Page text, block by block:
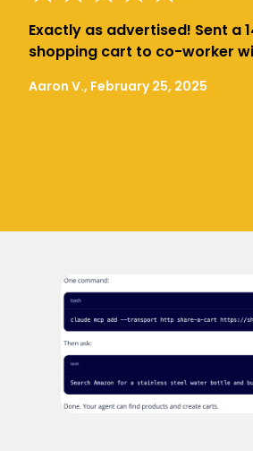
Exactly as advertised! Sent a
shopping cart to co-worker
Aaron V., February 25, 2025